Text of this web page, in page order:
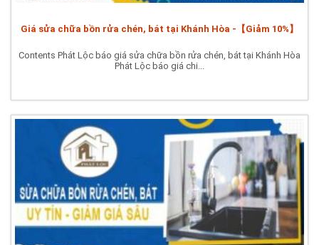
Giá sửa chữa bồn rửa chén, bát tại Khánh Hòa -【Giảm 10%】
Contents Phát Lộc báo giá sửa chữa bồn rửa chén, bát tại Khánh Hòa
Phát Lộc báo giá chi...